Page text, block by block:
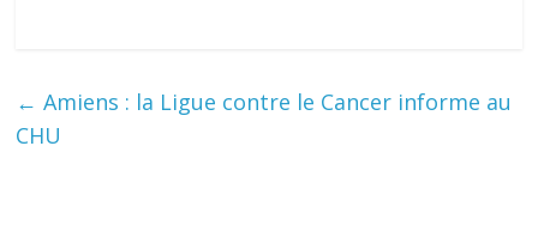
← Amiens : la Ligue contre le Cancer informe au
CHU